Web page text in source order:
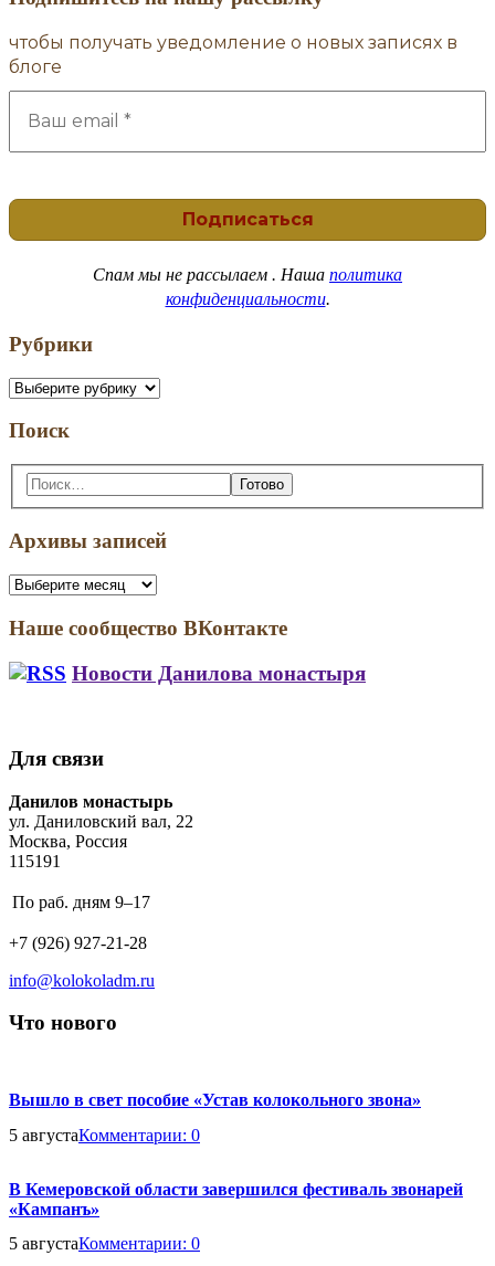
чтобы получать уведомление о новых записях в
блоге
Спам мы не рассылаем . Наша политика
конфиденциальности.
Рубрики
Рубрики
Поиск
Поиск:
Архивы записей
Архивы
Наше сообщество ВКонтакте
Новости Данилова монастыря
Для связи
Address:
Данилов монастырь
ул. Даниловский вал, 22
Москва, Россия
115191
Business
hours:
По раб. дням 9–17
Phone
+7 (926) 927-21-28
Email
info@kolokoladm.ru
Что нового
Вышло в свет пособие «Устав колокольного звона»
5 августаКомментарии: 0
В Кемеровской области завершился фестиваль звонарей
«Кампанъ»
5 августаКомментарии: 0